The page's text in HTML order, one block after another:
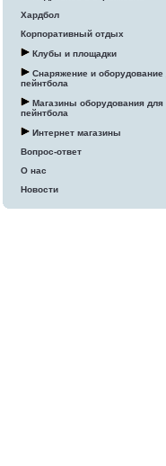
Хардбол
Корпоративный отдых
Клубы и площадки
Снаряжение и оборудование
пейнтбола
Магазины оборудования для
пейнтбола
Интернет магазины
Вопрос-ответ
О нас
Новости